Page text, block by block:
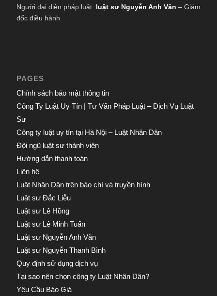
Người đại diện pháp luật: luật sư Nguyễn Anh Văn – Giám
đốc điều hành
PAGES
Chính sách bảo mật thông tin
Công Ty Luật Uy Tín | Tư Vấn Pháp Luật – Dịch Vụ Luật
Sư
Công ty luật uy tín tại Hà Nội – Luật Nhân Dân
Đội ngũ luật sư thành viên
Hướng dẫn thanh toán
Liên hệ
Luật Nhân Dân trên báo chí và truyền hình
Luật sư Đắc Liễu
Luật sư Lê Hồng
Luật sư Lê Minh Tuấn
Luật sư Nguyễn Anh Văn
Luật sư Nguyễn Thanh Bình
Quy định sử dụng dịch vụ
Tại sao nên chọn công ty Luật Nhân Dân?
Yêu Cầu Báo Giá